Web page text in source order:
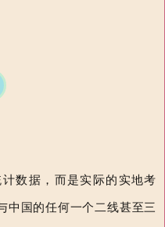
数据，而是实际的实地考
中国的任何一个二线甚至三